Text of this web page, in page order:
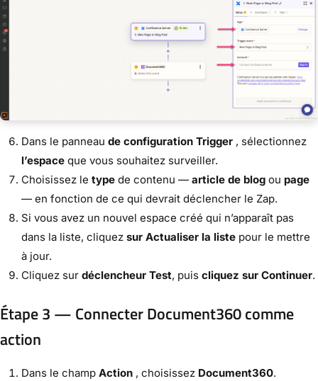
Dans le panneau de configuration Trigger , sélectionnez
l’espace que vous souhaitez surveiller.
Choisissez le type de contenu — article de blog ou page
— en fonction de ce qui devrait déclencher le Zap.
Si vous avez un nouvel espace créé qui n’apparaît pas
dans la liste, cliquez sur Actualiser la liste pour le mettre
à jour.
Cliquez sur déclencheur Test, puis cliquez sur Continuer.
Étape 3 — Connecter Document360 comme
action
Dans le champ Action , choisissez Document360.